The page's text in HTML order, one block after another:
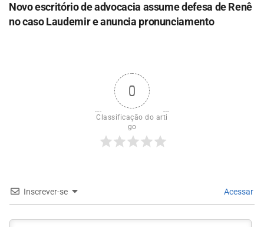
Novo escritório de advocacia assume defesa de Renê
no caso Laudemir e anuncia pronunciamento
0
Classificação do arti
go
Inscrever-se Acessar